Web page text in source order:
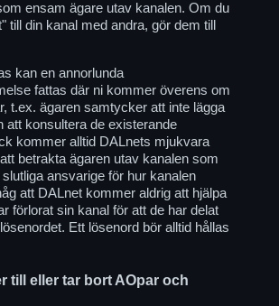
ensam ägare utav kanalen. Om du
till din kanal med andra, gör dem till
kan en annorlunda
fattas där ni kommer överens om
t.ex. ägaren samtycker att inte lägga
att konsultera de existerande
kommer alltid DALnets mjukvara
betrakta ägaren utav kanalen som
ansvarige för hur kanalen
att DALnet kommer aldrig att hjälpa
förlorat sin kanal för att de har delat
Ett lösenord bör alltid hållas
till eller tar bort AOpar och